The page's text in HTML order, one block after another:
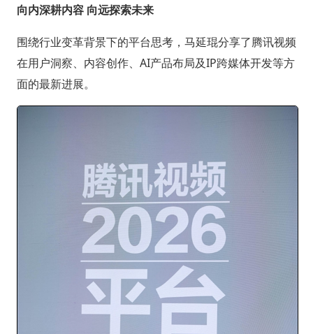
向内深耕内容 向远探索未来
围绕行业变革背景下的平台思考，马延琨分享了腾讯视频
在用户洞察、内容创作、AI产品布局及IP跨媒体开发等方
面的最新进展。